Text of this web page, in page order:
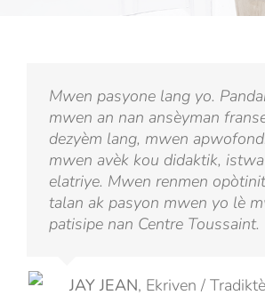
Mwen pasyone lang yo.
mwen an nan ansèyman
dezyèm lang, mwen
mwen avèk kou didaktik,
elatriye. Mwen renmen
talan ak pasyon mwen yo lè
patisipe nan Centre Toussaint.
JAY JEAN, Ekriven / Tradiktè